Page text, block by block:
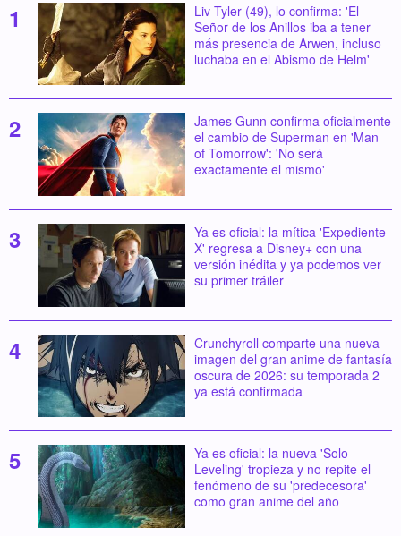
Liv Tyler (49), lo confirma: 'El
Señor de los Anillos iba a tener
más presencia de Arwen, incluso
luchaba en el Abismo de Helm'
James Gunn confirma oficialmente
el cambio de Superman en 'Man
of Tomorrow': 'No será
exactamente el mismo'
Ya es oficial: la mítica 'Expediente
X' regresa a Disney+ con una
versión inédita y ya podemos ver
su primer tráiler
Crunchyroll comparte una nueva
imagen del gran anime de fantasía
oscura de 2026: su temporada 2
ya está confirmada
Ya es oficial: la nueva 'Solo
Leveling' tropieza y no repite el
fenómeno de su 'predecesora'
como gran anime del año